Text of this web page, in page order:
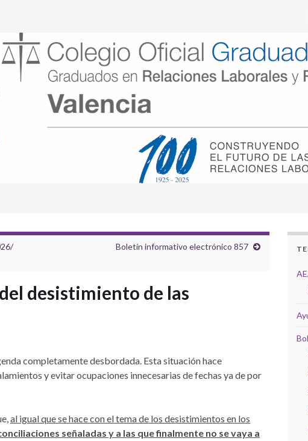
Boletín informativo electrónico 857
desistimiento de las
completamente desbordada. Esta situación hace
y evitar ocupaciones innecesarias de fechas ya de por
al igual que se hace con el tema de los desistimientos en los
señaladas y a las que finalmente no se vaya a